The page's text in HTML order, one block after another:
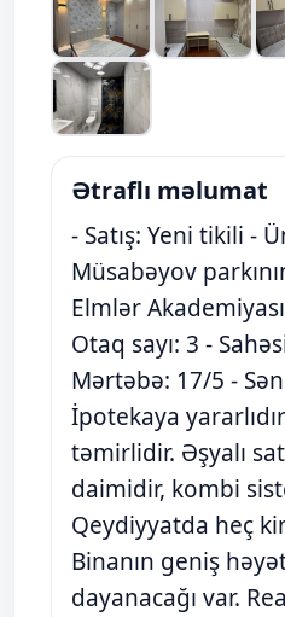
Ətraflı məlumat
- Satış: Yeni tikili -
Müsabəyov
Elmlər
Otaq sayı: 3 -
Mərtəbə: 17/5 -
İpotekaya
təmirlidir. Əşyalı
daimidir, kombi
Qeydiyyatda heç
Binanın geniş
dayanacağı var.